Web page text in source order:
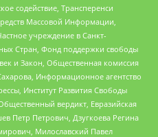
содействие, Трансперенси
Массовой Информации,
учреждение в Санкт-
Стран, Фонд поддержки свободы
и Закон, Общественная комиссия
Информационное агентство
Институт Развития Свободы
вердикт, Евразийская
Петр Петрович, Дзугкоева Регина
Милославский Павел